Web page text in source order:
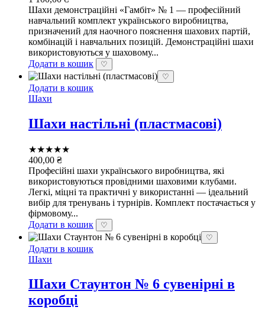
Шахи демонстраційні «Гамбіт» № 1 — професійний
навчальний комплект українського виробництва,
призначений для наочного пояснення шахових партій,
комбінацій і навчальних позицій. Демонстраційні шахи
використовуються у шаховому...
Додати в кошик
♡
♡
Додати в кошик
Шахи
Шахи настільні (пластмасові)
★★★★★
400,00 ₴
Професійні шахи українського виробництва, які
використовуються провідними шаховими клубами.
Легкі, міцні та практичні у використанні — ідеальний
вибір для тренувань і турнірів. Комплект постачається у
фірмовому...
Додати в кошик
♡
♡
Додати в кошик
Шахи
Шахи Стаунтон № 6 сувенірні в
коробці